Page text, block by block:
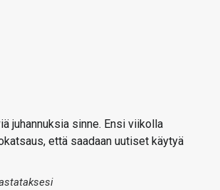
juhannuksia sinne. Ensi viikolla
että saadaan uutiset käytyä